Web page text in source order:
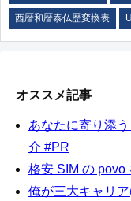
西暦和暦泰仏歴変換表
オススメ記事
あなたに寄り添
介 #PR
格安 SIM の povo
俺が三大キャリ